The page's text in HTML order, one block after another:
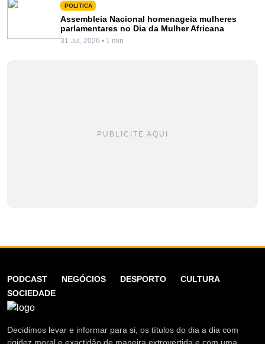
POLITICA
Assembleia Nacional homenageia mulheres
parlamentares no Dia da Mulher Africana
31 Jul, 2026 • 1 min
PUBLICITE AQUI
PODCAST NEGÓCIOS DESPORTO
CULTURA
SOCIEDADE
Decidimos levar e informar para si, os títulos do dia a dia com
rigidez moral e exactidão de maneira extrovertida e com uma